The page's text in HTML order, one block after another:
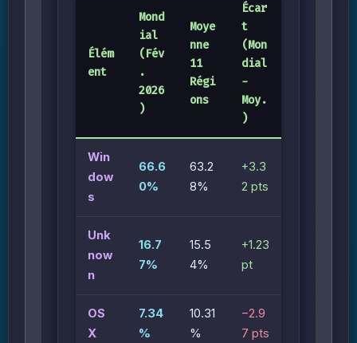
Élém
ent
Mond
ial
(Fév
.
2026
)
Moye
nne
11
Régi
ons
Écar
t
(Mon
dial
−
Moy.
)
Win
dow
s
66.6
0%
63.2
8%
+3.3
2 pts
Unk
now
n
16.7
7%
15.5
4%
+1.23
pt
OS
X
7.34
%
10.31
%
−2.9
7 pts